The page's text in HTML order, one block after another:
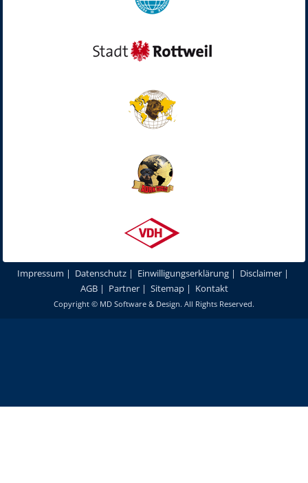
Impressum | Datenschutz | Einwilligungserklärung | Disclaimer |
AGB| Partner| Sitemap| Kontakt
Copyright © MD Software & Design. All Rights Reserved.